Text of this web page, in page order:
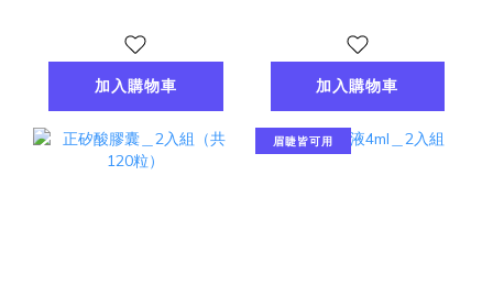
加入購物車 加入購物車
眉睫皆可用